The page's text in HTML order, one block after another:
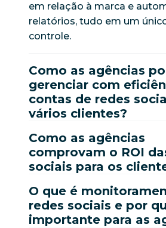
em relação à marca e
relatórios, tudo em um
controle.
Como as agências
gerenciar com
contas de redes
vários clientes?
Como as agências
comprovam o ROI
sociais para os
O que é
redes sociais e por
importante para as